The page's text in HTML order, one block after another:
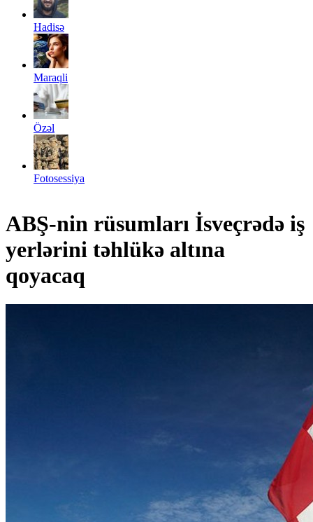
Hadisə
Maraqli
Özəl
Fotosessiya
ABŞ-nin rüsumları İsveçrədə iş
yerlərini təhlükə altına
qoyacaq